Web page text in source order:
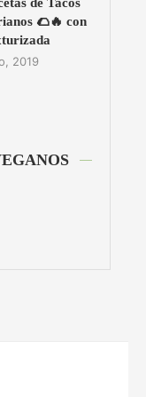
🌮🔥 con
2019